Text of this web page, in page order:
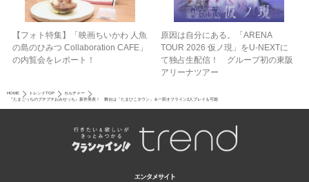
【フォト特集】「映画ちいかわ 人魚
の島のひみつ Collaboration CAFE」
の内覧会をレポート！
原因は自分にある。「ARENA
TOUR 2026 仮ノ現」をU-NEXTに
て独占生配信！ グループ初の東阪
アリーナツアー
HOME トレンドTOP
カルチャー
『たまごっちのプチプチおみせっち』新作発表！ 舞台は「たまひこタウン」＆一部オフライン2人プレイも可能